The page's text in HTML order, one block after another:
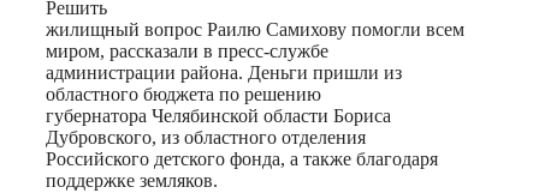
Решить
жилищный вопрос Раилю Самихову помогли всем
миром, рассказали в пресс-службе
администрации района. Деньги пришли из
областного бюджета по решению
губернатора Челябинской области Бориса
Дубровского, из областного отделения
Российского детского фонда, а также благодаря
поддержке земляков.